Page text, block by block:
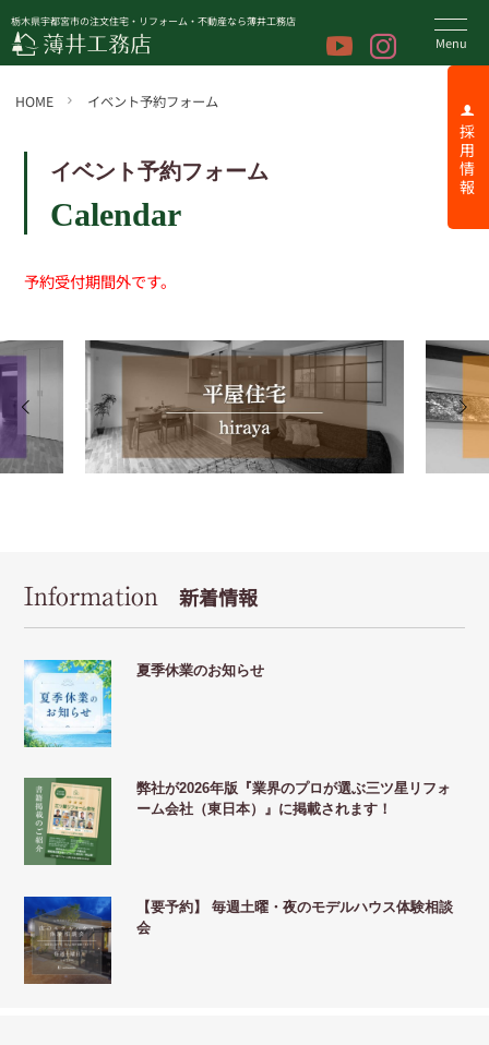
栃木県宇都宮市の注文住宅・リフォーム・不動産なら薄井工務店
採 用 情 報
HOME イベント予約フォーム
イベント予約フォーム
Calendar
予約受付期間外です。
Information 新着情報
夏季休業のお知らせ
弊社が2026年版『業界のプロが選ぶ三ツ星リフォ
ーム会社（東日本）』に掲載されます！
【要予約】 毎週土曜・夜のモデルハウス体験相談
会